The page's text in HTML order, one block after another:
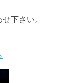
下さい。